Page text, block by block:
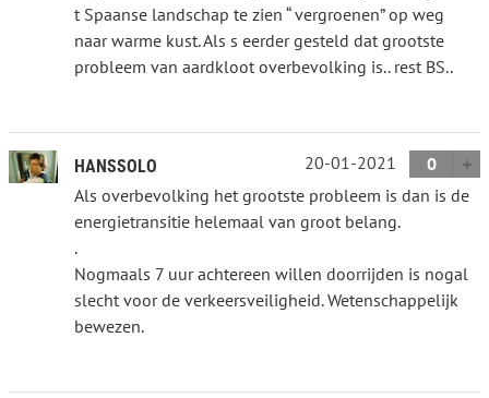
t Spaanse landschap te zien “ vergroenen” op weg
naar warme kust. Als s eerder gesteld dat grootste
probleem van aardkloot overbevolking is.. rest BS..
HANSSOLO 20-01-2021
0
Als overbevolking het grootste probleem is dan is de
energietransitie helemaal van groot belang.
.
Nogmaals 7 uur achtereen willen doorrijden is nogal
slecht voor de verkeersveiligheid. Wetenschappelijk
bewezen.